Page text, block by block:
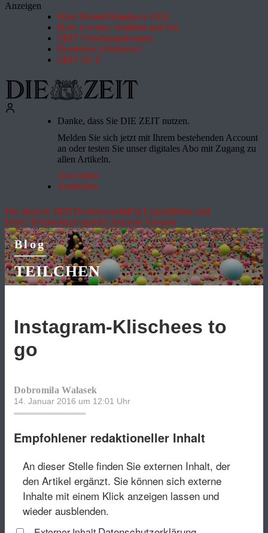
Anzeigen
Most Wanted Employer 2026
How it works: Studium und Job
ZEIT Forschungskosmos
Deutsches Schulportal
ZEIT für X
Danke, dass Sie DIE ZEIT nutzen.
Melden Sie sich jetzt mit Ihrem bestehenden Account
an oder testen Sie unser digitales Abo mit Zugang zu
allen Artikeln.
Abo testen
Anmelden
Die aktuelle ZEITDrohnenvorfall in LeipzigHitze und
Dürre"Deutschland spricht"Aktuelle Themen
Blog
TEILCHEN
Instagram-Klischees to
go
Dobromila Walasek
14. Januar 2016 um 12:01 Uhr
Empfohlener redaktioneller Inhalt
An dieser Stelle finden Sie externen Inhalt, der
den Artikel ergänzt. Sie können sich externe
Inhalte mit einem Klick anzeigen lassen und
wieder ausblenden.